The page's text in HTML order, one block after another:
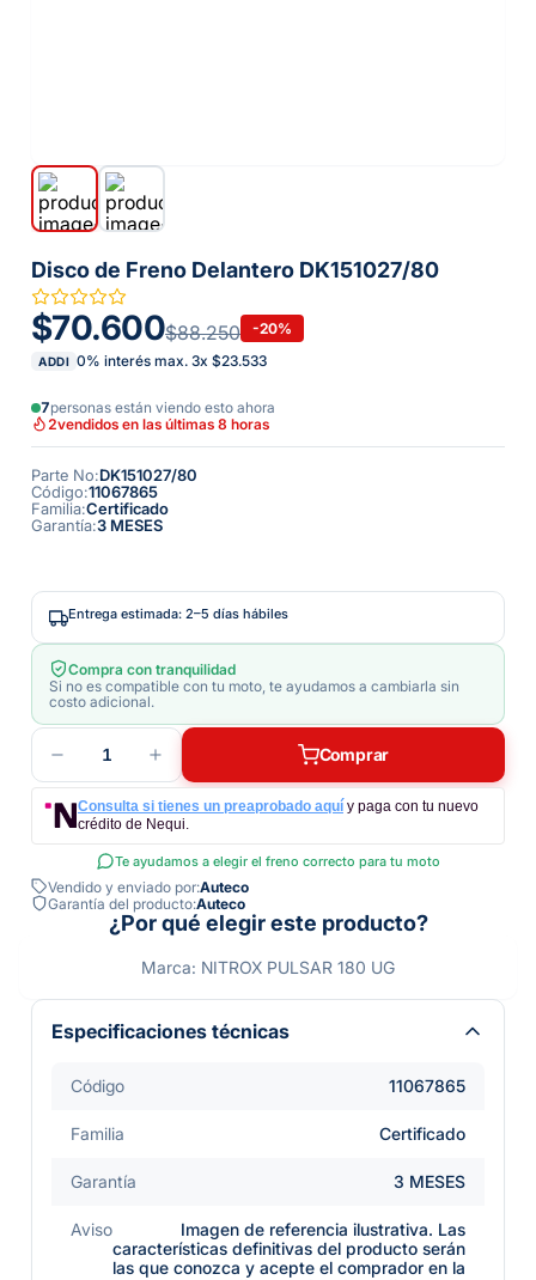
Disco de Freno Delantero DK151027/80
$70.600$88.250 -20%
ADDI 0% interés max. 3x $23.533
7personas están viendo esto ahora
2vendidos en las últimas 8 horas
Parte No:DK151027/80
Código:11067865
Familia:Certificado
Garantía:3 MESES
Entrega estimada: 2–5 días hábiles
Compra con tranquilidad
Si no es compatible con tu moto, te ayudamos a cambiarla sin
costo adicional.
1 Comprar
Consulta si tienes un preaprobado aquí y paga con tu nuevo
crédito de Nequi.
Te ayudamos a elegir el freno correcto para tu moto
Vendido y enviado por:Auteco
Garantía del producto:Auteco
¿Por qué elegir este producto?
Marca: NITROX PULSAR 180 UG
Especificaciones técnicas
Código 11067865
Familia Certificado
Garantía 3 MESES
Aviso
Imagen de referencia ilustrativa. Las
características definitivas del producto serán
las que conozca y acepte el comprador en la